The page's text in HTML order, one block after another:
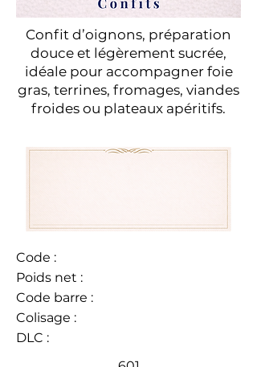
Confit d’oignons, préparation
douce et légèrement sucrée,
idéale pour accompagner foie
gras, terrines, fromages, viandes
froides ou plateaux apéritifs.
Code :
Poids net :
Code barre :
Colisage :
DLC :